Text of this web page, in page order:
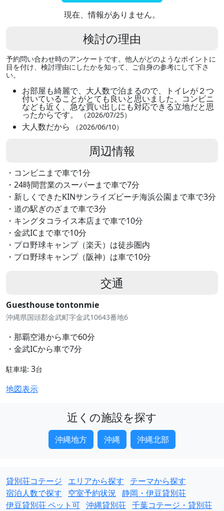
現在、情報がありません。
検討の理由
予約問い合わせ時のアンケートです。他人がどのようなポイントに
目を付け、検討理由にしたかを知って、ご自身の参考にして下さ
い。
お部屋も綺麗で、大人数で泊まるので、トイレが２つ
付いていることがとても良いと思いました。コンビニ
なども近く、急な買い出しにも対応できる立地だと思
ったからです。 （2026/07/25）
大人数だから （2026/06/10）
周辺情報
・コンビニまで車で1分
・24時間営業のスーパーまで車で7分
・新しくできたKINサンライズビーチ海浜公園まで車で3分
・道の駅ぎのざまで車で3分
・キングタコライス本店まで車で10分
・金武ICまで車で10分
・プロ野球キャンプ（楽天）は徒歩圏内
・プロ野球キャンプ（阪神）は車で10分
交通
Guesthouse tontonmie
沖縄県国頭郡金武町字金武10643番地6
・那覇空港から車で60分
・金武ICから車で7分
駐車場: 3台
地図表示
近くの施設を探す
沖縄地方 沖縄 沖縄北部
貸別荘コテージ エリアから探す
テーマから探す
宿泊人数で探す
空室予約状況 静岡・伊豆貸別荘
伊豆貸別荘 ペット可 沖縄貸別荘 千葉コテージ・貸別荘